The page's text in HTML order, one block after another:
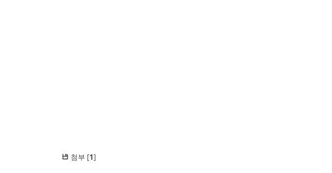
첨부 [1]